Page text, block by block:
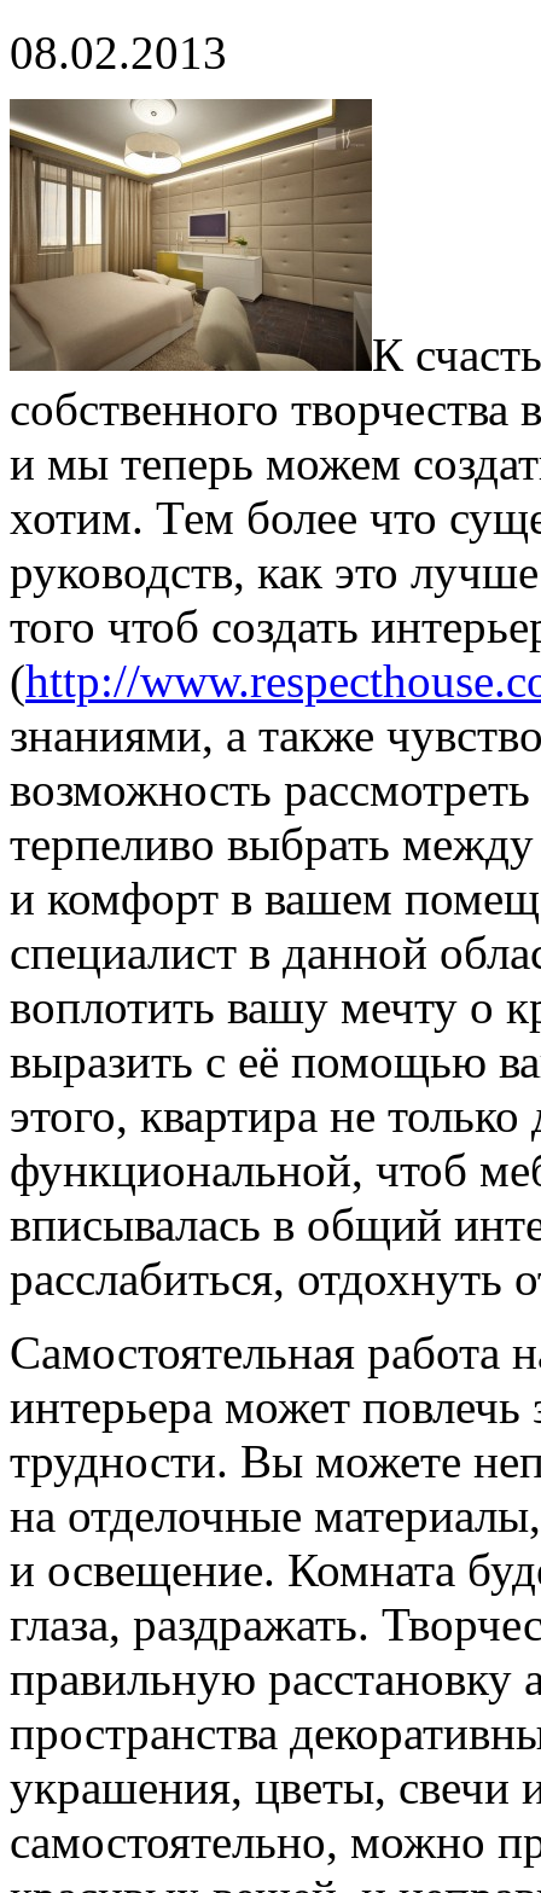
08.02.2013
К
собственного
и мы теперь можем
хотим. Тем более что
руководств, как это
того чтоб создать
(http://
знаниями, а также
возможность
терпеливо выбрать
и комфорт в вашем
специалист в данной
воплотить вашу мечту о
выразить с её помощью
этого, квартира не
функциональной, чтоб
вписывалась в общий
расслабиться, отдохнуть
Самостоятельная работа
интерьера может
трудности. Вы можете
на отделочные
и освещение. Комната
глаза, раздражать.
правильную расстановку
пространства
украшения, цветы, свечи
самостоятельно, можно